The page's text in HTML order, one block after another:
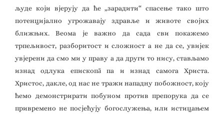
људе који вјерују да ће „зарадити“ спасење тако што
потенцијално угрожавају здравље и животе својих
ближњих. Веома је важно да сада сви покажемо
трпељивост, разборитост и сложност а не да се, увијек
увјерени да смо ми у праву а да други то нису, стављамо
изнад одлука епископā па и изнад самога Христа.
Христос, дакле, од нас не тражи нападну побожност, коју
ћемо демонстрирати побуном против препорука да се
привремено не посјећују богослужења, или истицањем